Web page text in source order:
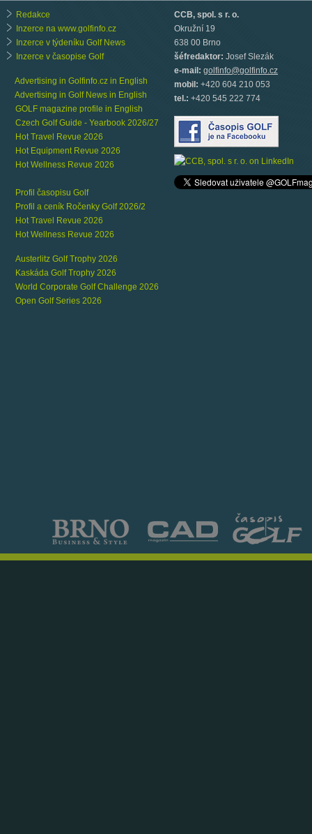
Redakce
Inzerce na www.golfinfo.cz
Inzerce v týdeníku Golf News
Inzerce v časopise Golf
Advertising in Golfinfo.cz in English
Advertising in Golf News in English
GOLF magazine profile in English
Czech Golf Guide - Yearbook 2026/27
Hot Travel Revue 2026
Hot Equipment Revue 2026
Hot Wellness Revue 2026
Profil časopisu Golf
Profil a ceník Ročenky Golf 2026/2
Hot Travel Revue 2026
Hot Wellness Revue 2026
Austerlitz Golf Trophy 2026
Kaskáda Golf Trophy 2026
World Corporate Golf Challenge 2026
Open Golf Series 2026
CCB, spol. s r. o.
Okružní 19
638 00 Brno
šéfredaktor: Josef Slezák
e-mail: golfinfo@golfinfo.cz
mobil: +420 604 210 053
tel.: +420 545 222 774